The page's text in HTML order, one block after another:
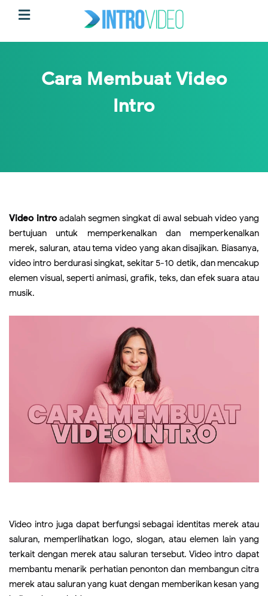
Cara Membuat Video
Intro
Video introadalah segmen singkat di awal sebuah video yang
bertujuan untuk memperkenalkan dan memperkenalkan
merek, saluran, atau tema video yang akan disajikan. Biasanya,
video intro berdurasi singkat, sekitar 5-10 detik, dan mencakup
elemen visual, seperti animasi, grafik, teks, dan efek suara atau
musik.
Video intro juga dapat berfungsi sebagai identitas merek atau
saluran, memperlihatkan logo, slogan, atau elemen lain yang
terkait dengan merek atau saluran tersebut. Video intro dapat
membantu menarik perhatian penonton dan membangun citra
merek atau saluran yang kuat dengan memberikan kesan yang